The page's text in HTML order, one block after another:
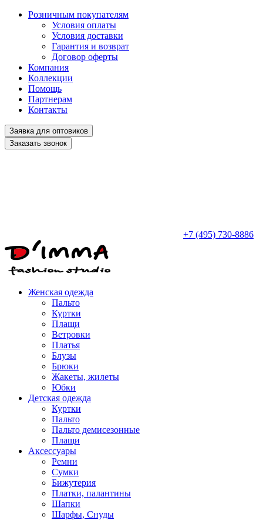
Розничным покупателям
Условия оплаты
Условия доставки
Гарантия и возврат
Договор оферты
Компания
Коллекции
Помощь
Партнерам
Контакты
Заявка для оптовиков
Заказать звонок
+7 (495) 730-8886
Женская одежда
Пальто
Куртки
Плащи
Ветровки
Платья
Блузы
Брюки
Жакеты, жилеты
Юбки
Детская одежда
Куртки
Пальто
Пальто демисезонные
Плащи
Аксессуары
Ремни
Сумки
Бижутерия
Платки, палантины
Шапки
Шарфы, Снуды